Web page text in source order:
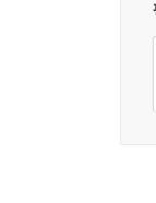
존
이